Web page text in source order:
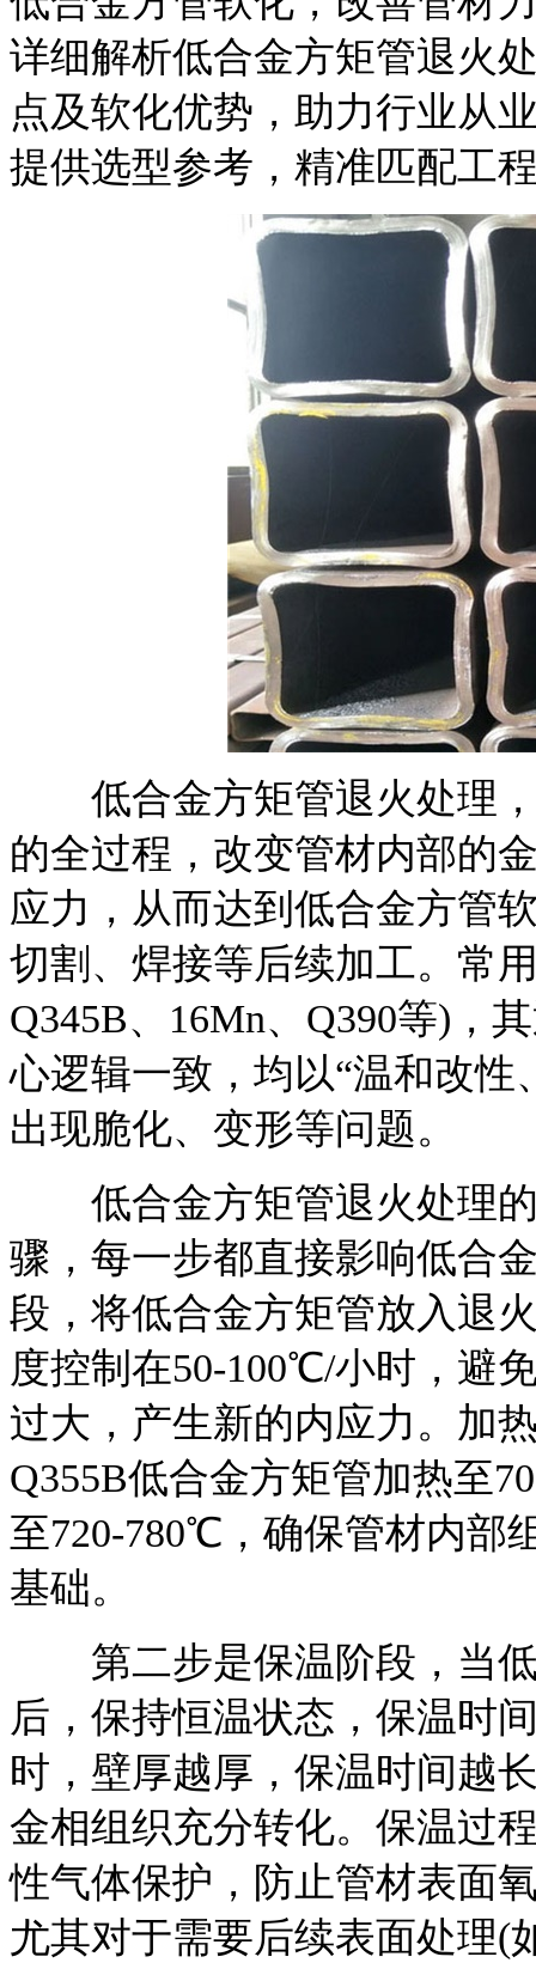
详细解析低合金方矩管退火
点及软化优势，助力行业从
提供选型参考，精准匹配工
低合金方矩管退火处理，
的全过程，改变管材内部的
应力，从而达到低合金方管
切割、焊接等后续加工。常
Q345B、16Mn、Q390等)，
心逻辑一致，均以“温和改
出现脆化、变形等问题。
低合金方矩管退火处理的
骤，每一步都直接影响低合
段，将低合金方矩管放入退
度控制在50-100℃/小时，避
过大，产生新的内应力。加
Q355B低合金方矩管加热至
至720-780℃，确保管材内部
基础。
第二步是保温阶段，当低
后，保持恒温状态，保温时
时，壁厚越厚，保温时间越
金相组织充分转化。保温过
性气体保护，防止管材表面
尤其对于需要后续表面处理(